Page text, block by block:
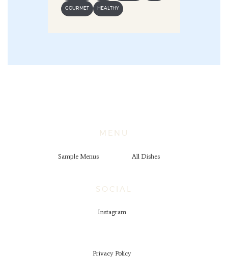
GOURMET HEALTHY
MENU
Sample Menus All Dishes
SOCIAL
Instagram
Privacy Policy